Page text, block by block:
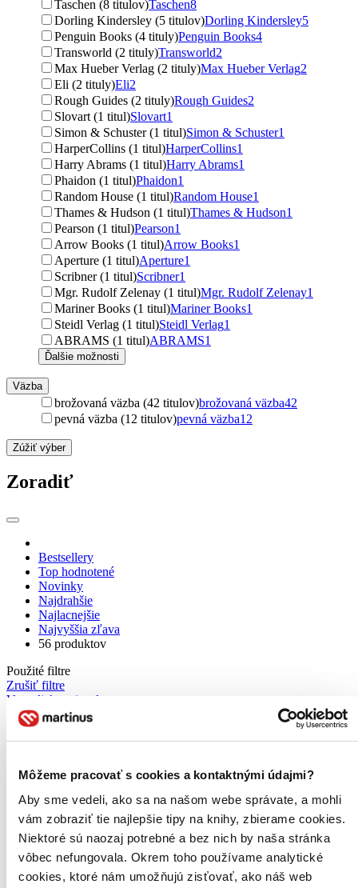
Môžeme pracovať s cookies a kontaktnými údajmi?
Aby sme vedeli, ako sa na našom webe správate, a mohli
vám zobraziť tie najlepšie tipy na knihy, zbierame cookies.
Niektoré sú naozaj potrebné a bez nich by naša stránka
vôbec nefungovala. Okrem toho používame analytické
cookies, ktoré nám umožňujú zisťovať, ako náš web
Taschen (8 titulov)Taschen8
Dorling Kindersley (5 titulov)Dorling Kindersley5
Penguin Books (4 tituly)Penguin Books4
Transworld (2 tituly)Transworld2
Max Hueber Verlag (2 tituly)Max Hueber Verlag2
Eli (2 tituly)Eli2
Rough Guides (2 tituly)Rough Guides2
Slovart (1 titul)Slovart1
Simon & Schuster (1 titul)Simon & Schuster1
HarperCollins (1 titul)HarperCollins1
Harry Abrams (1 titul)Harry Abrams1
Phaidon (1 titul)Phaidon1
Random House (1 titul)Random House1
Thames & Hudson (1 titul)Thames & Hudson1
Pearson (1 titul)Pearson1
Arrow Books (1 titul)Arrow Books1
Aperture (1 titul)Aperture1
Scribner (1 titul)Scribner1
Mgr. Rudolf Zelenay (1 titul)Mgr. Rudolf Zelenay1
Mariner Books (1 titul)Mariner Books1
Steidl Verlag (1 titul)Steidl Verlag1
ABRAMS (1 titul)ABRAMS1
Ďalšie možnosti
Väzba
brožovaná väzba (42 titulov)brožovaná väzba42
pevná väzba (12 titulov)pevná väzba12
Zúžiť výber
Zoradiť
Bestsellery
Top hodnotené
Novinky
Najdrahšie
Najlacnejšie
Najvyššia zľava
56 produktov
Použité filtre
Zrušiť filtre
V anglickom jazyku